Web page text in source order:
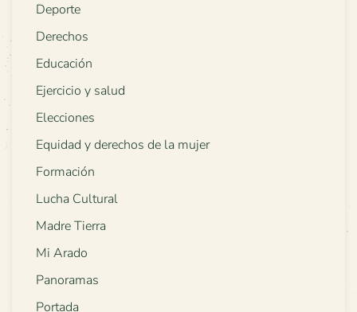
Deporte
Derechos
Educación
Ejercicio y salud
Elecciones
Equidad y derechos de la mujer
Formación
Lucha Cultural
Madre Tierra
Mi Arado
Panoramas
Portada